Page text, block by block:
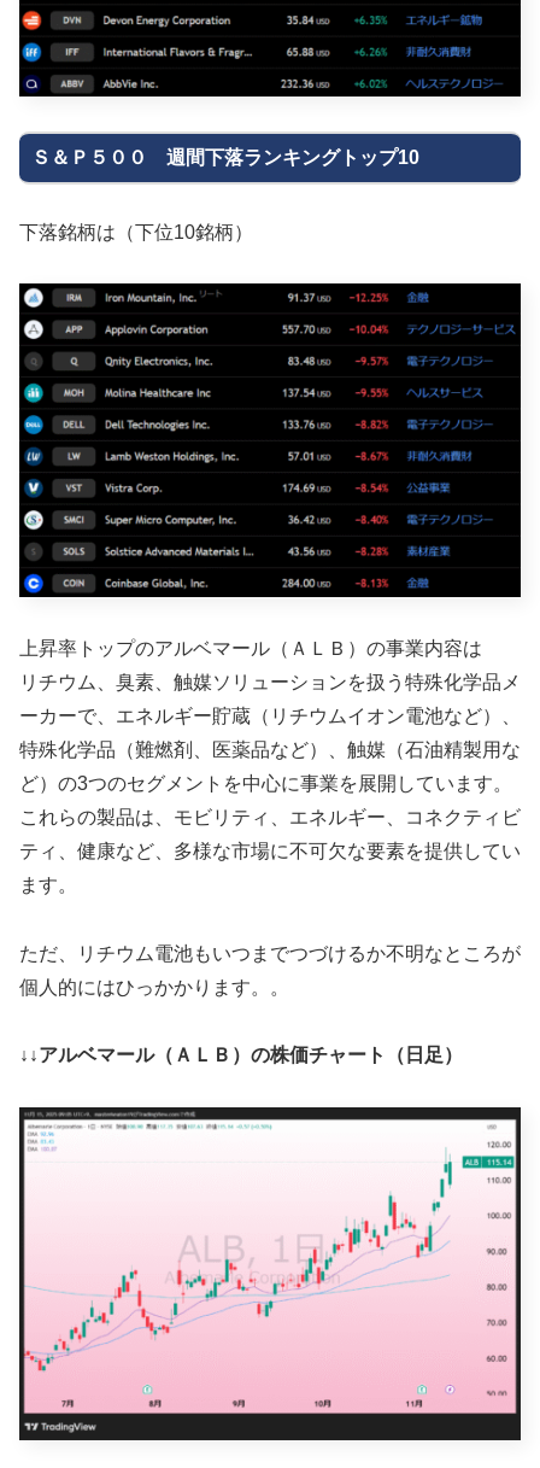
Ｓ＆Ｐ５００ 週間下落ランキングトップ10
下落銘柄は（下位10銘柄）
上昇率トップのアルベマール（ＡＬＢ）の事業内容は
リチウム、臭素、触媒ソリューションを扱う特殊化学品メ
ーカーで、エネルギー貯蔵（リチウムイオン電池など）、
特殊化学品（難燃剤、医薬品など）、触媒（石油精製用な
ど）の3つのセグメントを中心に事業を展開しています。
これらの製品は、モビリティ、エネルギー、コネクティビ
ティ、健康など、多様な市場に不可欠な要素を提供してい
ます。
ただ、リチウム電池もいつまでつづけるか不明なところが
個人的にはひっかかります。。
↓↓アルベマール（ＡＬＢ）の株価チャート（日足）